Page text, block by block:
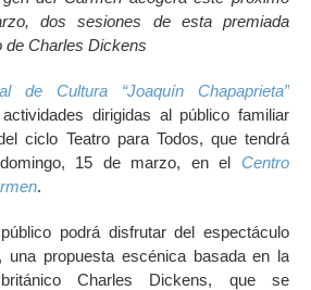
dos sesiones de esta premiada
de Charles Dickens
de Cultura “Joaquín Chapaprieta”
dirigidas al público familiar
ciclo Teatro para Todos, que tendrá
15 de marzo, en elCentro
.
podrá disfrutar del espectáculo
una propuesta escénica basada en la
Charles Dickens, que se